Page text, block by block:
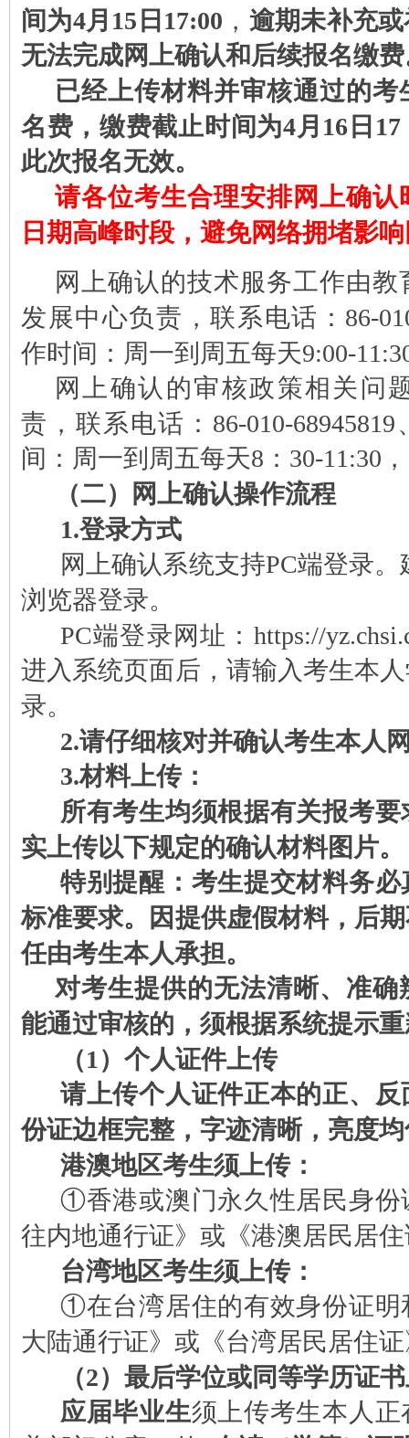
间为4月15日17:00 ， 逾期未补充
无法完成网上确认和后续报名缴
已经上传材料并审核通过的
名费，缴费截止时间为4月16日17
此次报名无效。
请各位考生合理安排网上确
日期高峰时段，避免网络拥堵影
网上确认的技术服务工作由
发展中心负责，联系电话：86-
作时间：周一到周五每天9:00-
网上确认的审核政策相关问
责，联系电话：86-010-68945819
间：周一到周五每天8：30-11:30
（二）
网上确认操作流程
1.登录方式
网上确认系统支持PC端登录。
浏览器登录。
PC端登录网址： https://
进入系统页面后，请输入考生本
录。
2.请仔细核对并确认考生本人
3.材料上传：
所有考生均须根据有关报考
实上传以下规定的确认材料图片。
特别提醒：考生提交材料务
标准要求。因提供虚假材料，后
任由考生本人承担。
对考生提供的无法清晰、准
能通过审核的，须根据系统提示
（1）个人证件上传
请上传个人证件正本的正、
份证边框完整，字迹清晰，亮度
港澳地区考生须上传：
①香港或澳门永久性居民身
往内地通行证》或《港澳居民居
台湾地区考生须上传：
①在台湾居住的有效身份证
大陆通行证》或《台湾居民居住
（2）最后学位或同等学历证
应届毕业生须上传考生本人